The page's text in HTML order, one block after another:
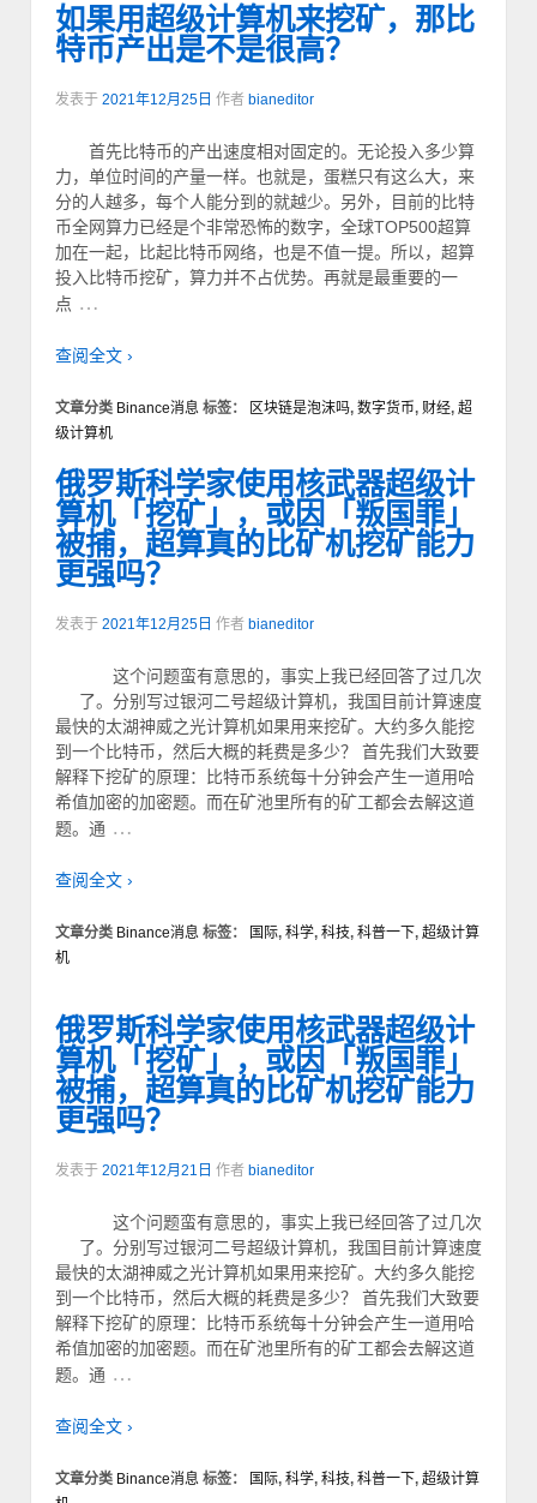
如果用超级计算机来挖矿，那比
特币产出是不是很高？
发表于 2021年12月25日 作者 bianeditor
首先比特币的产出速度相对固定的。无论投入多少算
力，单位时间的产量一样。也就是，蛋糕只有这么大，来
分的人越多，每个人能分到的就越少。另外，目前的比特
币全网算力已经是个非常恐怖的数字，全球TOP500超算
加在一起，比起比特币网络，也是不值一提。所以，超算
投入比特币挖矿，算力并不占优势。再就是最重要的一
点 …
查阅全文 ›
文章分类 Binance消息 标签： 区块链是泡沫吗, 数字货币, 财经, 超
级计算机
俄罗斯科学家使用核武器超级计
算机「挖矿」，或因「叛国罪」
被捕，超算真的比矿机挖矿能力
更强吗？
发表于 2021年12月25日 作者 bianeditor
这个问题蛮有意思的，事实上我已经回答了过几次
了。分别写过银河二号超级计算机，我国目前计算速度
最快的太湖神威之光计算机如果用来挖矿。大约多久能挖
到一个比特币，然后大概的耗费是多少？ 首先我们大致要
解释下挖矿的原理：比特币系统每十分钟会产生一道用哈
希值加密的加密题。而在矿池里所有的矿工都会去解这道
题。通 …
查阅全文 ›
文章分类 Binance消息 标签： 国际, 科学, 科技, 科普一下, 超级计算
机
俄罗斯科学家使用核武器超级计
算机「挖矿」，或因「叛国罪」
被捕，超算真的比矿机挖矿能力
更强吗？
发表于 2021年12月21日 作者 bianeditor
这个问题蛮有意思的，事实上我已经回答了过几次
了。分别写过银河二号超级计算机，我国目前计算速度
最快的太湖神威之光计算机如果用来挖矿。大约多久能挖
到一个比特币，然后大概的耗费是多少？ 首先我们大致要
解释下挖矿的原理：比特币系统每十分钟会产生一道用哈
希值加密的加密题。而在矿池里所有的矿工都会去解这道
题。通 …
查阅全文 ›
文章分类 Binance消息 标签： 国际, 科学, 科技, 科普一下, 超级计算